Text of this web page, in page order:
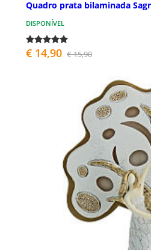
Quadro prata bilaminada
DISPONÍVEL
€ 14,90 € 15,90